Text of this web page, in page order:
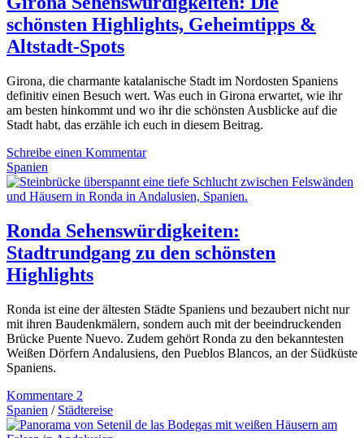
schönsten Highlights, Geheimtipps &
Altstadt-Spots
Girona, die charmante katalanische Stadt im Nordosten Spaniens
definitiv einen Besuch wert. Was euch in Girona erwartet, wie ihr
am besten hinkommt und wo ihr die schönsten Ausblicke auf die
Stadt habt, das erzähle ich euch in diesem Beitrag.
Schreibe einen Kommentar
Spanien
Ronda Sehenswürdigkeiten:
Stadtrundgang zu den schönsten
Highlights
Ronda ist eine der ältesten Städte Spaniens und bezaubert nicht nur
mit ihren Baudenkmälern, sondern auch mit der beeindruckenden
Brücke Puente Nuevo. Zudem gehört Ronda zu den bekanntesten
Weißen Dörfern Andalusiens, den Pueblos Blancos, an der Südküste
Spaniens.
Kommentare 2
Spanien / Städtereise